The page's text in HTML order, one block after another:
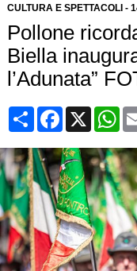
CULTURA E SPETTACOLI -
Pollone
Biella
l’Adunata”
CondividiFacebook
X